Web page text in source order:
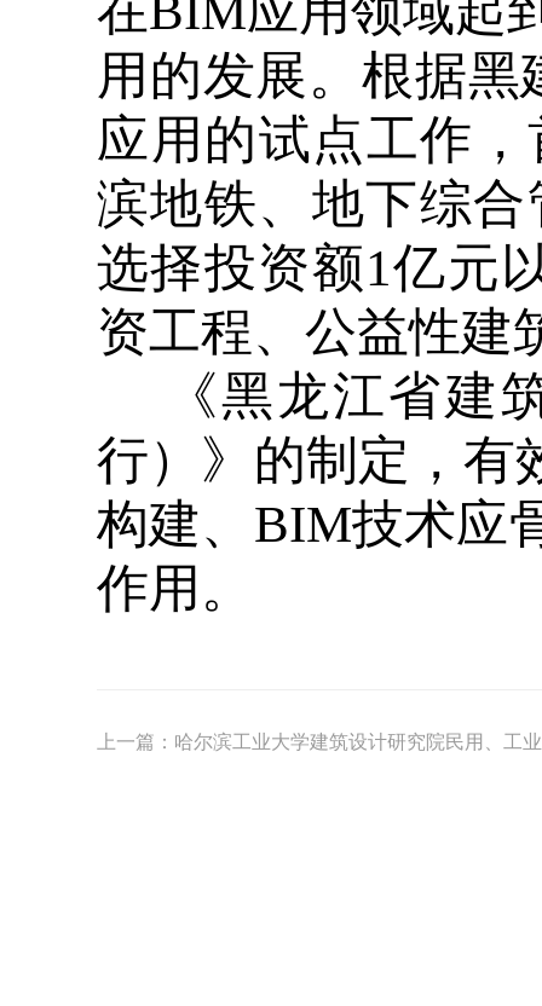
在BIM应用领域起
用的发展。根据
应用的试点工作
滨地铁、地下综
选择投资额1亿元
资工程、公益性建
《黑龙江省建
行）》的制定，有
构建、BIM技术应
作用。
上一篇： 哈尔滨工业大学建筑设计研究院民用、工